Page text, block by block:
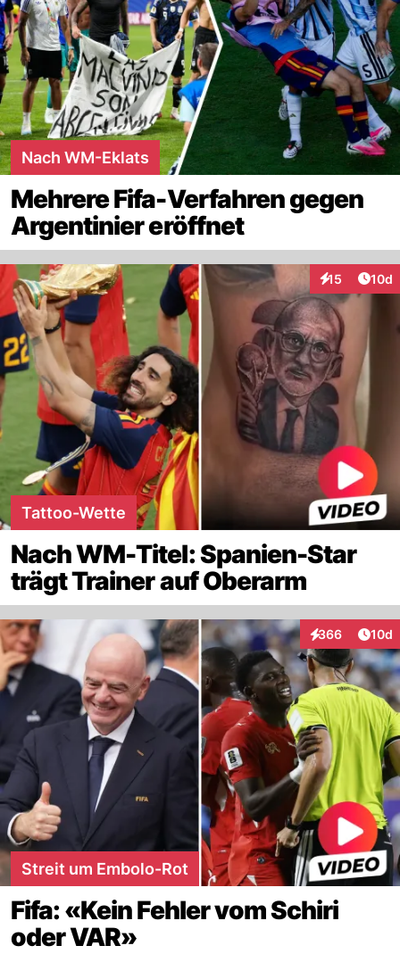
Nach WM-Eklats
Mehrere Fifa-Verfahren gegen
Argentinier eröffnet
15
Interaktionen
10d
Tattoo-Wette
Nach WM-Titel: Spanien-Star
trägt Trainer auf Oberarm
366
Interaktionen
10d
Streit um Embolo-Rot
Fifa: «Kein Fehler vom Schiri
oder VAR»